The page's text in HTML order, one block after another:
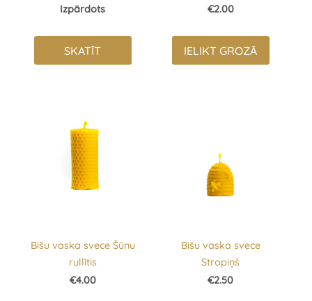
Izpārdots
SKATĪT
€2.00
IELIKT GROZĀ
Bišu vaska svece Šūnu
rullītis
€4.00
Bišu vaska svece
Stropiņš
€2.50